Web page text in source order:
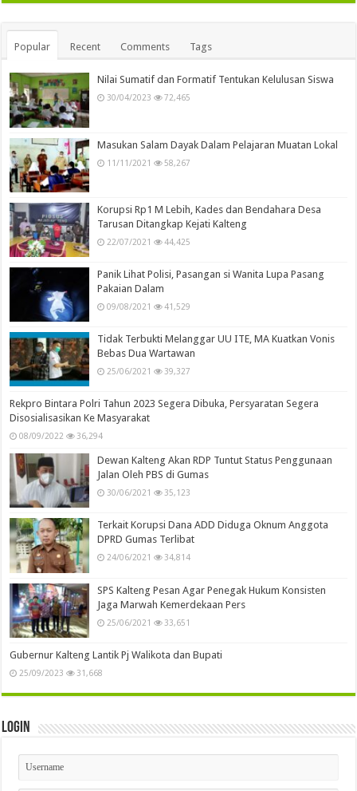
Popular Recent Comments Tags
Nilai Sumatif dan Formatif Tentukan Kelulusan Siswa
30/04/2023 72,465
Masukan Salam Dayak Dalam Pelajaran Muatan Lokal
11/11/2021 58,267
Korupsi Rp1 M Lebih, Kades dan Bendahara Desa
Tarusan Ditangkap Kejati Kalteng
22/07/2021 44,425
Panik Lihat Polisi, Pasangan si Wanita Lupa Pasang
Pakaian Dalam
09/08/2021 41,529
Tidak Terbukti Melanggar UU ITE, MA Kuatkan Vonis
Bebas Dua Wartawan
25/06/2021 39,327
Rekpro Bintara Polri Tahun 2023 Segera Dibuka, Persyaratan Segera
Disosialisasikan Ke Masyarakat
08/09/2022 36,294
Dewan Kalteng Akan RDP Tuntut Status Penggunaan
Jalan Oleh PBS di Gumas
30/06/2021 35,123
Terkait Korupsi Dana ADD Diduga Oknum Anggota
DPRD Gumas Terlibat
24/06/2021 34,814
SPS Kalteng Pesan Agar Penegak Hukum Konsisten
Jaga Marwah Kemerdekaan Pers
25/06/2021 33,651
Gubernur Kalteng Lantik Pj Walikota dan Bupati
25/09/2023 31,668
Login